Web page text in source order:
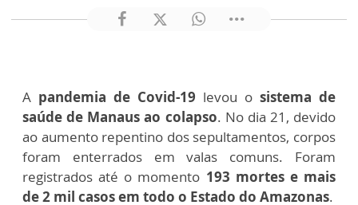
A pandemia de Covid-19 levou o sistema de
saúde de Manaus ao colapso. No dia 21, devido
ao aumento repentino dos sepultamentos, corpos
foram enterrados em valas comuns. Foram
registrados até o momento 193 mortes e mais
de 2 mil casos em todo o Estado do Amazonas.